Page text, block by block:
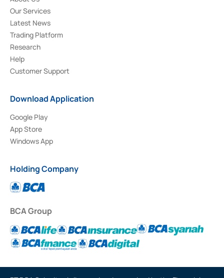
Our Services
Latest News
Trading Platform
Research
Help
Customer Support
Download Application
Google Play
App Store
Windows App
Holding Company
BCA Group